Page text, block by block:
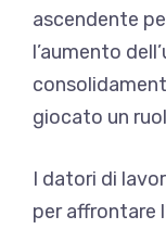
ascendente
l’aumento
giocato un
I datori di
per affrontare